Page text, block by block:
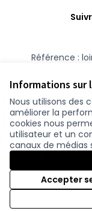
Informations sur
Nous utilisons des
améliorer la
cookies nous
utilisateur et un
canaux de médias
Accepter
Référence :
Conditions
Paramètres des
participer.loire-
(Lien externe)(Lien
Site réalisé grâce au